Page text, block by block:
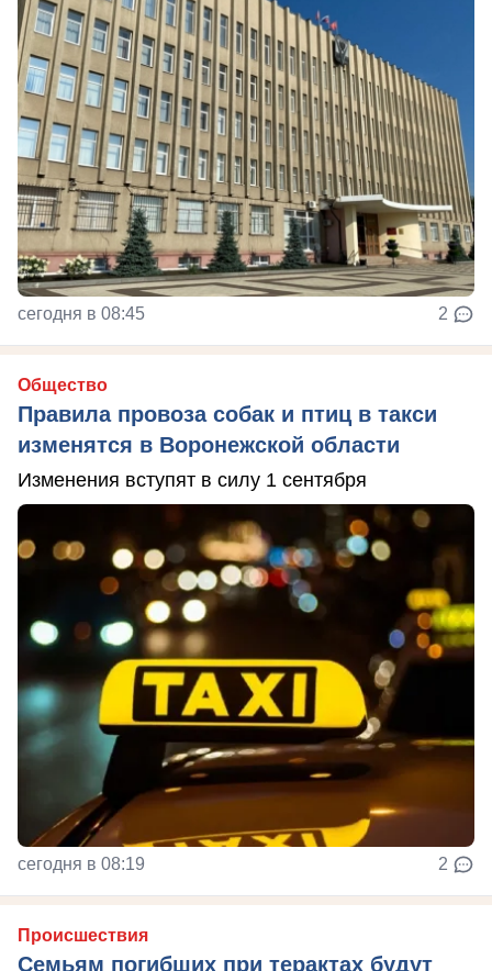
сегодня в 08:45 2
Общество
Правила провоза собак и птиц в такси
изменятся в Воронежской области
Изменения вступят в силу 1 сентября
сегодня в 08:19 2
Происшествия
Семьям погибших при терактах будут